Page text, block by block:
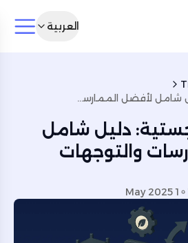
العربية
الخدمات اللوجستية: دليل شامل لأفضل الممارسات والتوجهات الحالية
دليل شامل
والتوجهات
1 May 2025